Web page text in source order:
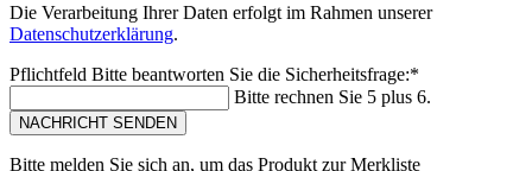
Die Verarbeitung Ihrer Daten erfolgt im Rahmen unserer
Datenschutzerklärung.
Pflichtfeld Bitte beantworten Sie die Sicherheitsfrage:*
Bitte rechnen Sie 5 plus 6.
NACHRICHT SENDEN
Bitte melden Sie sich an, um das Produkt zur Merkliste